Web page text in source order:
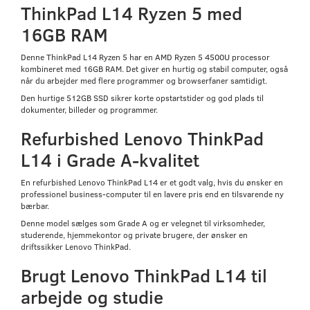
ThinkPad L14 Ryzen 5 med
16GB RAM
Denne ThinkPad L14 Ryzen 5 har en AMD Ryzen 5 4500U processor
kombineret med 16GB RAM. Det giver en hurtig og stabil computer, også
når du arbejder med flere programmer og browserfaner samtidigt.
Den hurtige 512GB SSD sikrer korte opstartstider og god plads til
dokumenter, billeder og programmer.
Refurbished Lenovo ThinkPad
L14 i Grade A-kvalitet
En refurbished Lenovo ThinkPad L14 er et godt valg, hvis du ønsker en
professionel business-computer til en lavere pris end en tilsvarende ny
bærbar.
Denne model sælges som Grade A og er velegnet til virksomheder,
studerende, hjemmekontor og private brugere, der ønsker en
driftssikker Lenovo ThinkPad.
Brugt Lenovo ThinkPad L14 til
arbejde og studie